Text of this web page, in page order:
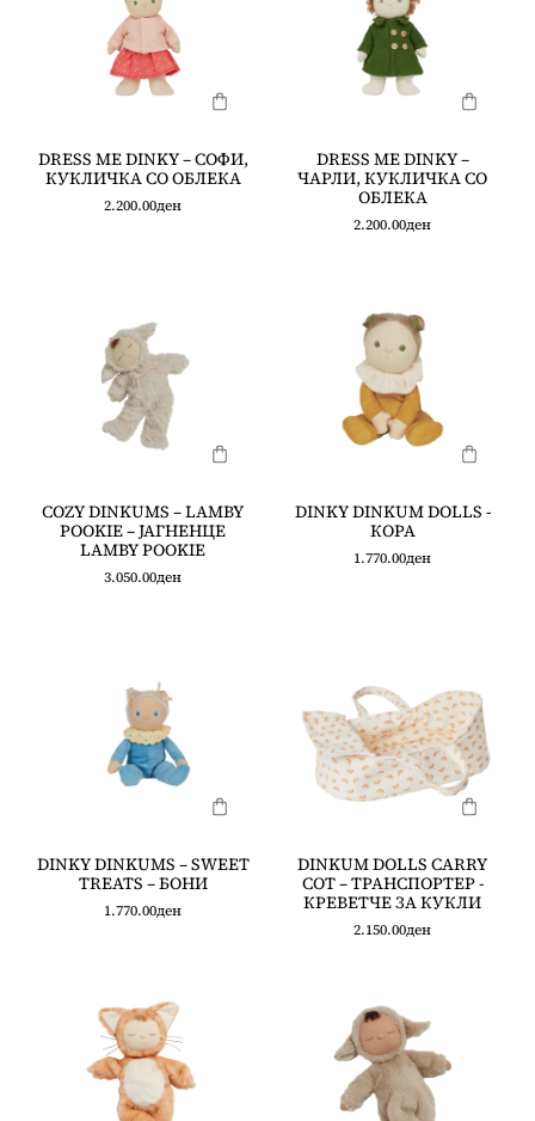
DRESS ME DINKY – СОФИ,
КУКЛИЧКА СО ОБЛЕКА
2.200.00ден
DRESS ME DINKY –
ЧАРЛИ, КУКЛИЧКА СО
ОБЛЕКА
2.200.00ден
COZY DINKUMS – LAMBY
POOKIE – ЈАГНЕНЦЕ
LAMBY POOKIE
3.050.00ден
DINKY DINKUM DOLLS -
КОРА
1.770.00ден
DINKY DINKUMS – SWEET
TREATS – БОНИ
1.770.00ден
DINKUM DOLLS CARRY
COT – ТРАНСПОРТЕР -
КРЕВЕТЧЕ ЗА КУКЛИ
2.150.00ден